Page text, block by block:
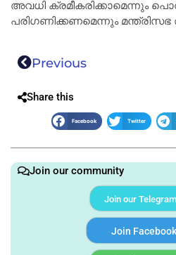
അവധി ക്രമീകരിക്കാമെന്നും
പരിഗണിക്കണമെന്നും മന്ത്രിസഭ
Previous
Share this
Facebook Twitter
Join our community
Join our
Join